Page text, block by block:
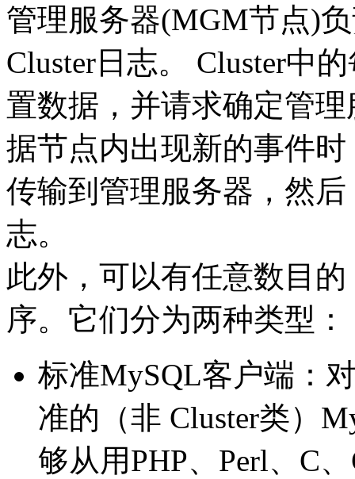
管理服务器(MGM节点)
Cluster日志。 Cluster中
置数据，并请求确定管
据节点内出现新的事件
传输到管理服务器，然
志。
此外，可以有任意数目
序。它们分为两种类型：
标准MySQL客户端：
准的（非 Cluster类）
够从用PHP、Perl、C